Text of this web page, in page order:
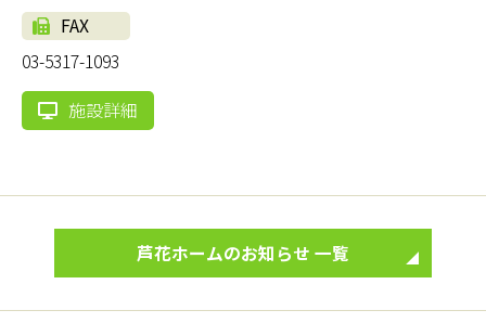
FAX
03-5317-1093
施設詳細
芦花ホームのお知らせ 一覧